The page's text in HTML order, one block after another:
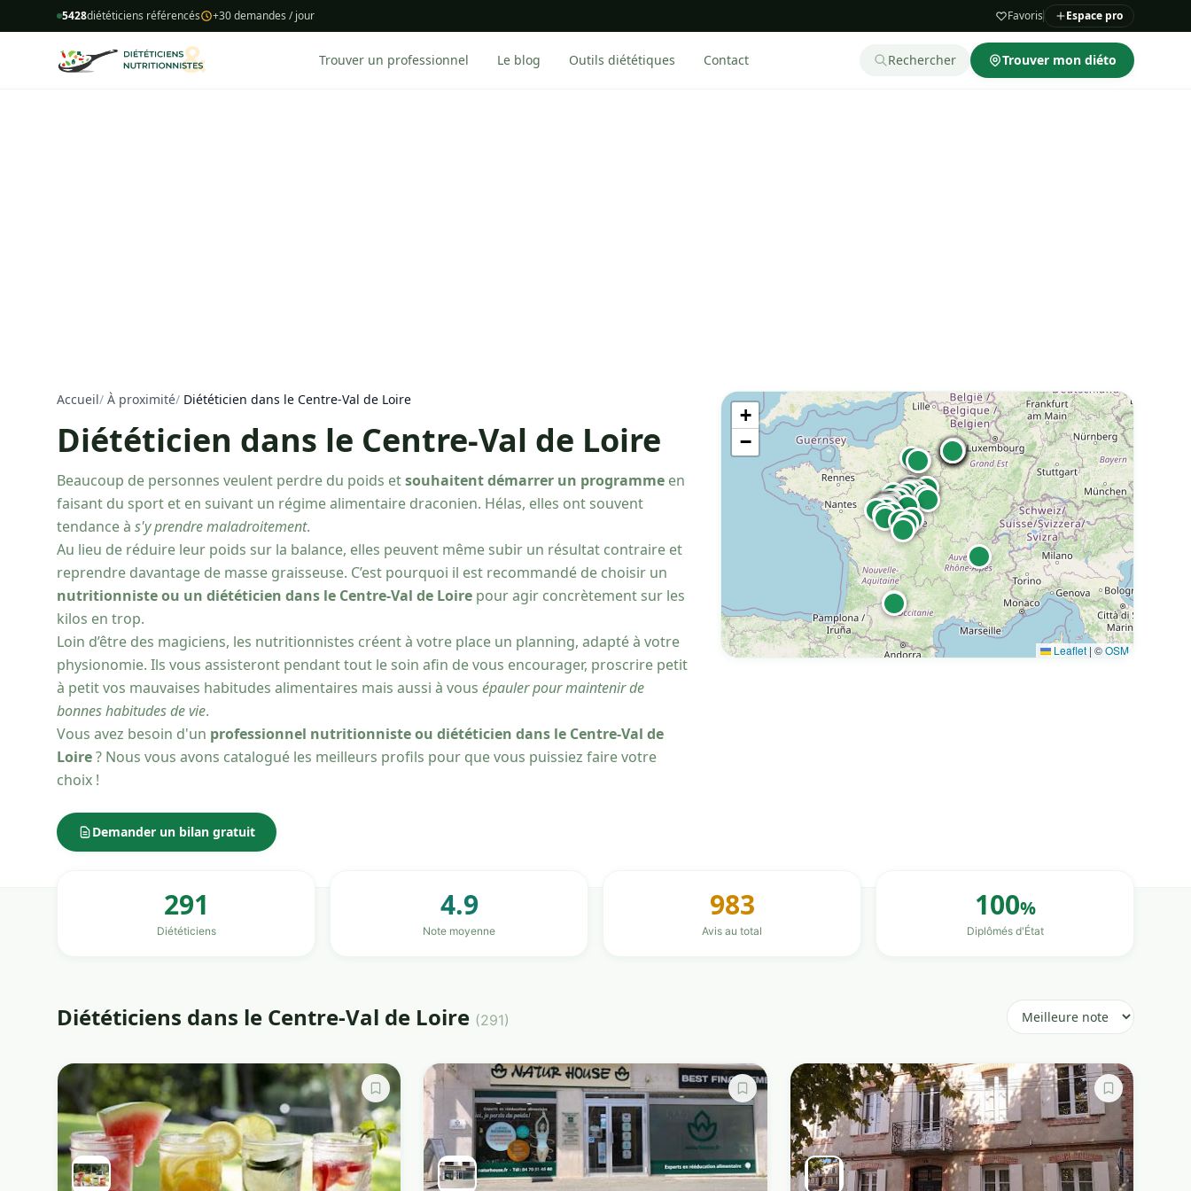
5428diététiciens référencés +30 demandes / jour Favoris Espace pro
Trouver un professionnel Le blog Outils diététiques Contact Rechercher Trouver mon diéto
Accueil/ À proximité/ Diététicien dans le Centre-Val de Loire
Diététicien dans le Centre-Val de Loire
Beaucoup de personnes veulent perdre du poids etsouhaitent démarrer un programme en
faisant du sport et en suivant un régime alimentaire draconien. Hélas, elles ont souvent
tendance à s'y prendre maladroitement.
Au lieu de réduire leur poids sur la balance, elles peuvent même subir un résultat contraire et
reprendre davantage de masse graisseuse. C’est pourquoi il est recommandé de choisir un
nutritionniste ou un diététicien dans le Centre-Val de Loire pour agir concrètement sur les
kilos en trop.
Loin d’être des magiciens, les nutritionnistes créent à votre place un planning, adapté à votre
physionomie. Ils vous assisteront pendant tout le soin afin de vous encourager, proscrire petit
à petit vos mauvaises habitudes alimentaires mais aussi à vous épauler pour maintenir de
bonnes habitudes de vie.
Vous avez besoin d'un professionnel nutritionniste ou diététicien dans le Centre-Val de
Loire? Nous vous avons catalogué les meilleurs profils pour que vous puissiez faire votre
choix !
Demander un bilan gratuit
+
−
Leaflet | ©OSM
291
Diététiciens
4.9
Note moyenne
983
Avis au total
100%
Diplômés d'État
Diététiciens dans le Centre-Val de Loire (291)